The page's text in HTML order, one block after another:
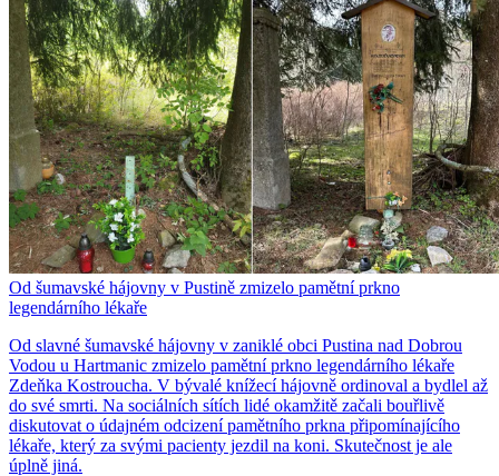
Od šumavské hájovny v Pustině zmizelo pamětní prkno
legendárního lékaře
Od slavné šumavské hájovny v zaniklé obci Pustina nad Dobrou
Vodou u Hartmanic zmizelo pamětní prkno legendárního lékaře
Zdeňka Kostroucha. V bývalé knížecí hájovně ordinoval a bydlel až
do své smrti. Na sociálních sítích lidé okamžitě začali bouřlivě
diskutovat o údajném odcizení pamětního prkna připomínajícího
lékaře, který za svými pacienty jezdil na koni. Skutečnost je ale
úplně jiná.